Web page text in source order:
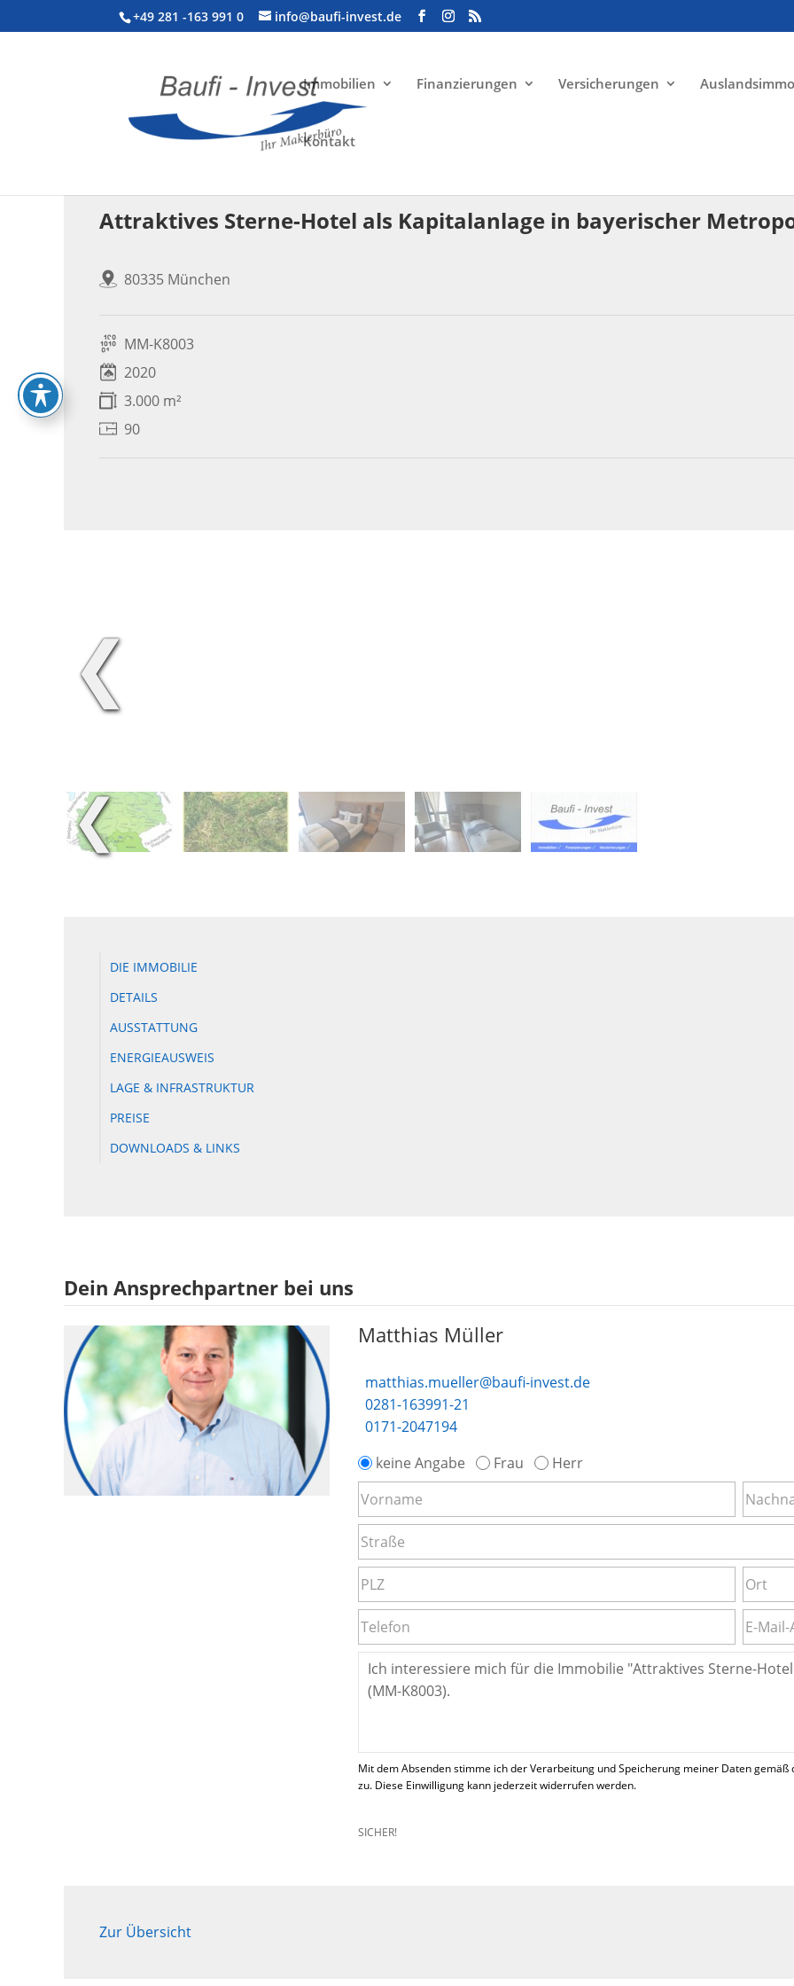
+49 281 -163 991 0 info@baufi-invest.de
Immobilien Finanzierungen Versicherungen
Kontakt
Attraktives Sterne-Hotel als Kapitalanlage in bayerischer
80335 München
MM-K8003
2020
3.000 m²
90
❮
❮
DIE IMMOBILIE
DETAILS
AUSSTATTUNG
ENERGIEAUSWEIS
LAGE & INFRASTRUKTUR
PREISE
DOWNLOADS & LINKS
Dein Ansprechpartner bei uns
Matthias Müller
matthias.mueller@baufi-invest.de
0281-163991-21
0171-2047194
keine Angabe
Frau Herr
Mit dem Absenden stimme ich der Verarbeitung und Speicherung meiner Daten
zu. Diese Einwilligung kann jederzeit widerrufen werden.
SICHER!
Zur Übersicht